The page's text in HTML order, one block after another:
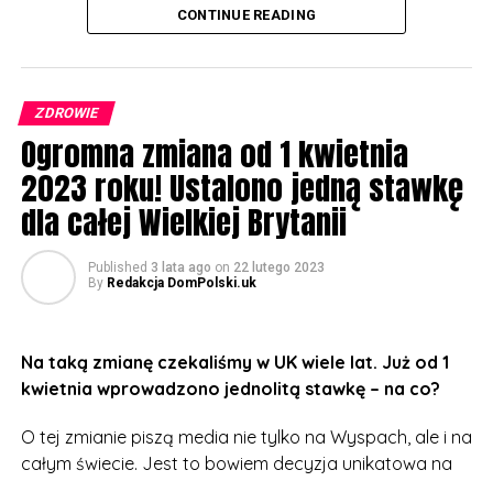
Wystarczy przyjąć niewielką tabletkę, a w organizmie
wytworzy się więcej hormonu, który w czasie
menopauzy jest produkowany naturalnie w mniejszym
nie odczuwają tak wielu nieprzyjemnych skutków
menopauzy, jak m.in. uderzenia gorąca, uporczywe
bóle głowy czy bezsenność.
Dotychczas wspomniana metoda była dostępna w UK,
ale za każdym razem należało udać się do lekarza i
zapłacić za receptę. Teraz to się zmienia.
lub udać się do najbliższej apteki.
zdrowie i dobre samopoczucie powinno być
priorytetem. Teraz będą mogły sobie ulżyć bez
CONTINUE READING
ZDROWIE
Ogromna zmiana od 1 kwietnia
2023 roku! Ustalono jedną stawkę
dla całej Wielkiej Brytanii
Published 3 lata ago on 22 lutego 2023
By Redakcja DomPolski.uk
Na taką zmianę czekaliśmy w UK wiele lat. Już od 1
kwietnia wprowadzono jednolitą stawkę – na co?
O tej zmianie piszą media nie tylko na Wyspach, ale i na
całym świecie. Jest to bowiem decyzja unikatowa na